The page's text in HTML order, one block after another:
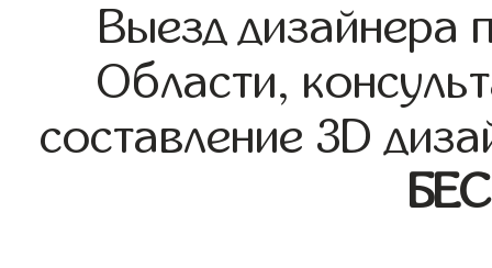
Выезд дизайнера
Области,
составление 3D